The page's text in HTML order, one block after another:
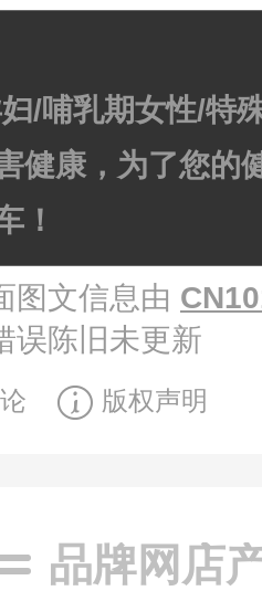
/哺乳期女性/特
健康，为了您的
！
图文信息由
误陈旧未更新
版权声明
品牌网店